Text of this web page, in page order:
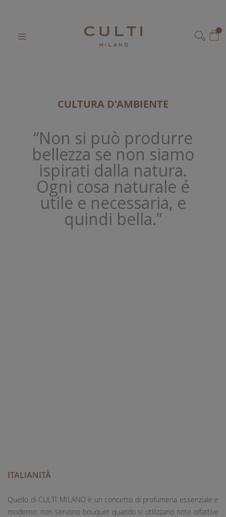
contenuto
Il
CULTURA D'AMBIENTE
“Non si può produrre
bellezza se non siamo
ispirati dalla natura.
Ogni cosa naturale é
utile e necessaria, e
quindi bella.”
ITALIANITÀ
Quello di CULTI MILANO è un concetto di profumeria essenziale e
moderno: non servono bouquet quando si utilizzano note olfattive